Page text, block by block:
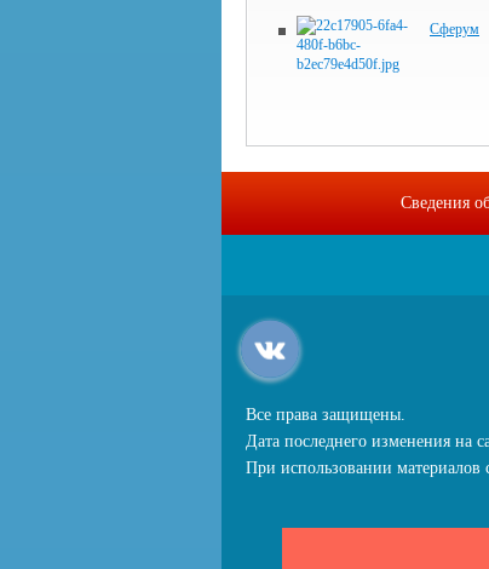
Сферум
Сведения
Все права защищены.
Дата последнего изменения на
При использовании материалов